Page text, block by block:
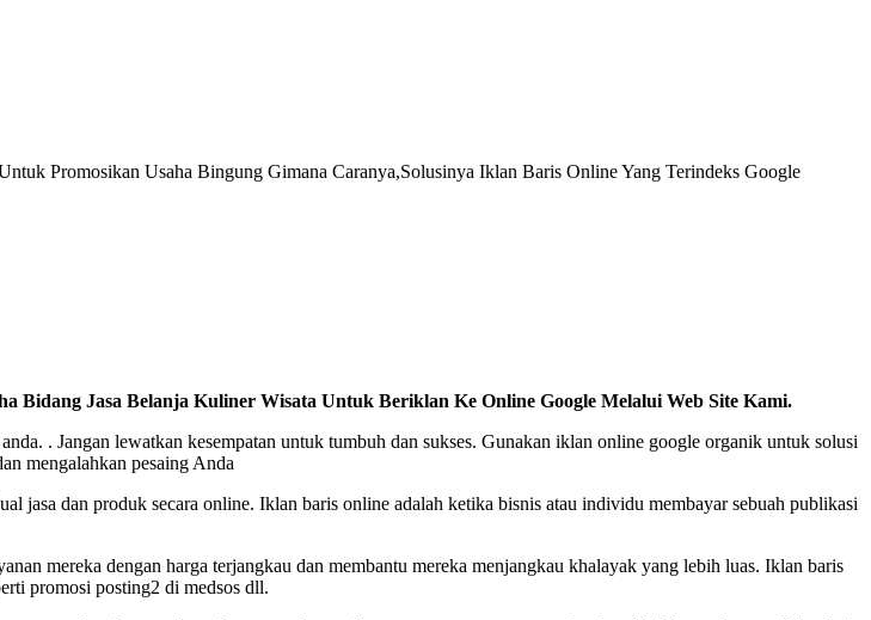
Promosikan Usaha Bingung Gimana Caranya,Solusinya Iklan Baris Online Yang Terindeks Google
Bidang Jasa Belanja Kuliner Wisata Untuk Beriklan Ke Online Google Melalui Web Site Kami.
. Jangan lewatkan kesempatan untuk tumbuh dan sukses. Gunakan iklan online google organik untuk solusi
mengalahkan pesaing Anda
jasa dan produk secara online. Iklan baris online adalah ketika bisnis atau individu membayar sebuah publikasi
mereka dengan harga terjangkau dan membantu mereka menjangkau khalayak yang lebih luas. Iklan baris
promosi posting2 di medsos dll.